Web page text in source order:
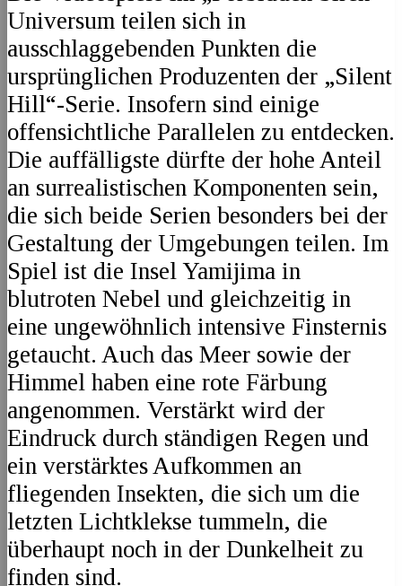
Universum teilen sich in
ausschlaggebenden Punkten die
ursprünglichen Produzenten der „Silent
Hill“-Serie. Insofern sind einige
offensichtliche Parallelen zu entdecken.
Die auffälligste dürfte der hohe Anteil
an surrealistischen Komponenten sein,
die sich beide Serien besonders bei der
Gestaltung der Umgebungen teilen. Im
Spiel ist die Insel Yamijima in
blutroten Nebel und gleichzeitig in
eine ungewöhnlich intensive Finsternis
getaucht. Auch das Meer sowie der
Himmel haben eine rote Färbung
angenommen. Verstärkt wird der
Eindruck durch ständigen Regen und
ein verstärktes Aufkommen an
fliegenden Insekten, die sich um die
letzten Lichtklekse tummeln, die
überhaupt noch in der Dunkelheit zu
finden sind.